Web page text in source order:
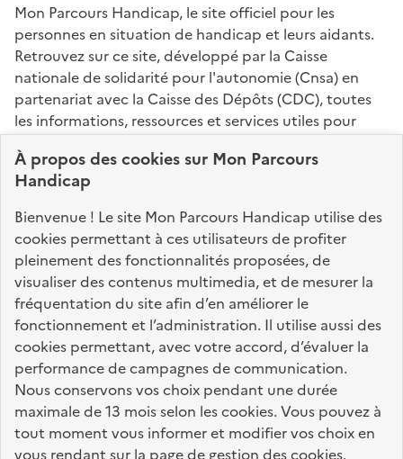
À propos descookiessur Mon Parcours
Handicap
Bienvenue ! Le site Mon Parcours Handicap utilise des
cookies permettant à ces utilisateurs de profiter
pleinement des fonctionnalités proposées, de
visualiser des contenus multimedia, et de mesurer la
fréquentation du site afin d’en améliorer le
fonctionnement et l’administration. Il utilise aussi des
cookies permettant, avec votre accord, d’évaluer la
performance de campagnes de communication.
Nous conservons vos choix pendant une durée
maximale de 13 mois selon les cookies. Vous pouvez à
tout moment vous informer et modifier vos choix en
vous rendant sur la page de gestion des cookies.
Mon Parcours Handicap, le site officiel pour les
personnes en situation de handicap et leurs aidants.
Retrouvez sur ce site, développé par la Caisse
nationale de solidarité pour l'autonomie (Cnsa) en
partenariat avec la Caisse des Dépôts (CDC), toutes
les informations, ressources et services utiles pour
connaître vos droits, effectuer vos démarches,
identifier vos interlocuteurs.
Nos sites partenaires
info.gouv.fr service-public.fr legifrance.gouv.fr
data.gouv.fr
Nos partenaires
La Caisse des Dépôts
accompagne les parcours
de vie